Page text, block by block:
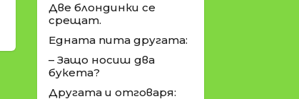
Две блондинки се
срещат.
Едната пита другата:
– Защо носиш два
букета?
Другата и отговаря: